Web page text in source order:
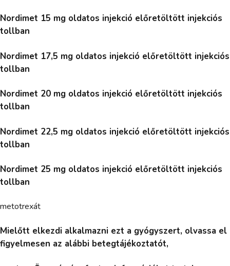
Nordimet 15 mg oldatos injekció előretöltött injekciós
tollban
Nordimet 17,5 mg oldatos injekció előretöltött injekciós
tollban
Nordimet 20 mg oldatos injekció előretöltött injekciós
tollban
Nordimet 22,5 mg oldatos injekció előretöltött injekciós
tollban
Nordimet 25 mg oldatos injekció előretöltött injekciós
tollban
metotrexát
Mielőtt elkezdi alkalmazni ezt a gyógyszert, olvassa el
figyelmesen az alábbi betegtájékoztatót,